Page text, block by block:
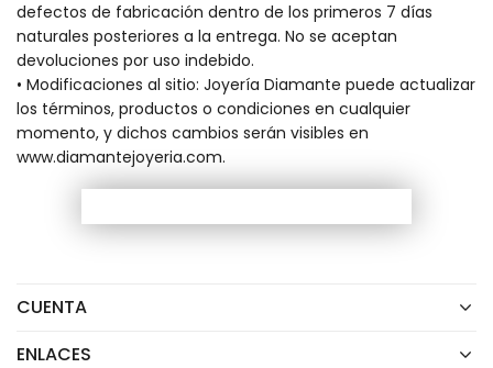
defectos de fabricación dentro de los primeros 7 días
naturales posteriores a la entrega. No se aceptan
devoluciones por uso indebido.
• Modificaciones al sitio: Joyería Diamante puede actualizar
los términos, productos o condiciones en cualquier
momento, y dichos cambios serán visibles en
www.diamantejoyeria.com.
CUENTA
ENLACES